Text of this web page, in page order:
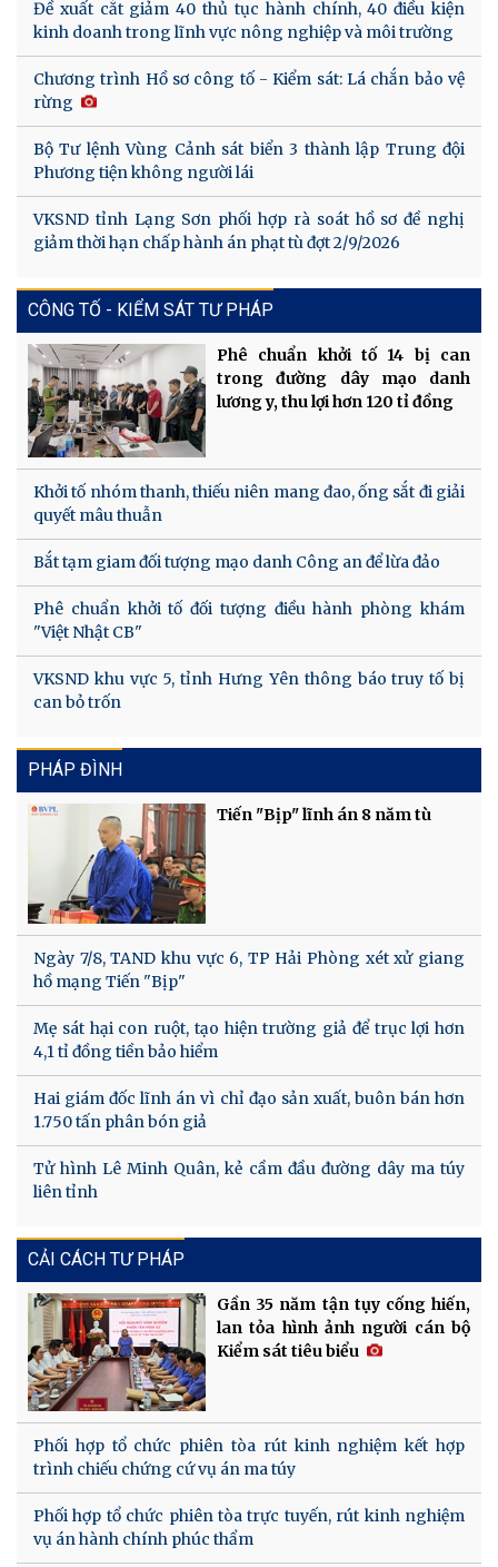
Đề xuất cắt giảm 40 thủ tục hành chính, 40 điều kiện
kinh doanh trong lĩnh vực nông nghiệp và môi trường
Chương trình Hồ sơ công tố - Kiểm sát: Lá chắn bảo vệ
rừng
Bộ Tư lệnh Vùng Cảnh sát biển 3 thành lập Trung đội
Phương tiện không người lái
VKSND tỉnh Lạng Sơn phối hợp rà soát hồ sơ đề nghị
giảm thời hạn chấp hành án phạt tù đợt 2/9/2026
CÔNG TỐ - KIỂM SÁT TƯ PHÁP
Phê chuẩn khởi tố 14 bị can
trong đường dây mạo danh
lương y, thu lợi hơn 120 tỉ đồng
Khởi tố nhóm thanh, thiếu niên mang đao, ống sắt đi giải
quyết mâu thuẫn
Bắt tạm giam đối tượng mạo danh Công an để lừa đảo
Phê chuẩn khởi tố đối tượng điều hành phòng khám
"Việt Nhật CB"
VKSND khu vực 5, tỉnh Hưng Yên thông báo truy tố bị
can bỏ trốn
PHÁP ĐÌNH
Tiến "Bịp" lĩnh án 8 năm tù
Ngày 7/8, TAND khu vực 6, TP Hải Phòng xét xử giang
hồ mạng Tiến "Bịp"
Mẹ sát hại con ruột, tạo hiện trường giả để trục lợi hơn
4,1 tỉ đồng tiền bảo hiểm
Hai giám đốc lĩnh án vì chỉ đạo sản xuất, buôn bán hơn
1.750 tấn phân bón giả
Tử hình Lê Minh Quân, kẻ cầm đầu đường dây ma túy
liên tỉnh
CẢI CÁCH TƯ PHÁP
Gần 35 năm tận tụy cống hiến,
lan tỏa hình ảnh người cán bộ
Kiểm sát tiêu biểu
Phối hợp tổ chức phiên tòa rút kinh nghiệm kết hợp
trình chiếu chứng cứ vụ án ma túy
Phối hợp tổ chức phiên tòa trực tuyến, rút kinh nghiệm
vụ án hành chính phúc thẩm